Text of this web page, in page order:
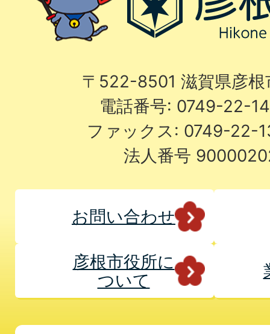
〒522-8501 滋賀県彦
電話番号: 0749-22-
ファックス: 0749-22-
法人番号
お問い合わせ
彦根市役所に
ついて